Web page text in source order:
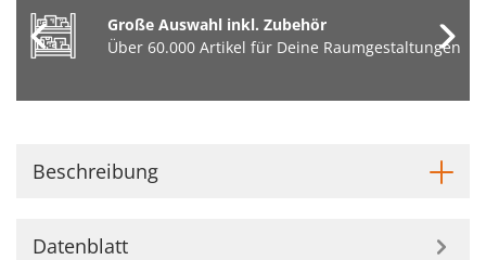
Große Auswahl inkl. Zubehör
Über 60.000 Artikel für Deine Raumgestaltungen
Beschreibung
Datenblatt